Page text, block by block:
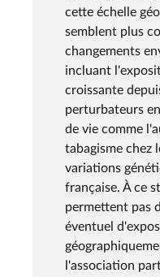
cette échelle
semblent plus
changements
incluant
croissante
perturbateurs
de vie comme
tabagisme chez
variations
française. À ce
permettent pas
éventuel
l'association